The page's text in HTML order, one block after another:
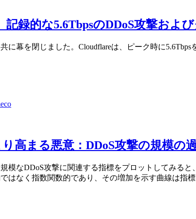
記録的な5.6TbpsのDDoS攻撃およ
に幕を閉じました。Cloudflareは、ピーク時に
高まる悪意：DDoS攻撃の規模の
模なDDoS攻撃に関連する指標をプロットしてみる
はなく指数関数的であり、その増加を示す曲線は指